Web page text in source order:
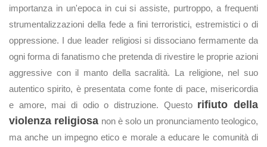
importanza in un'epoca in cui si assiste, purtroppo, a frequenti
strumentalizzazioni della fede a fini terroristici, estremistici o di
oppressione. I due leader religiosi si dissociano fermamente da
ogni forma di fanatismo che pretenda di rivestire le proprie azioni
aggressive con il manto della sacralità. La religione, nel suo
autentico spirito, è presentata come fonte di pace, misericordia
e amore, mai di odio o distruzione. Questo rifiuto della
violenza religiosa non è solo un pronunciamento teologico,
ma anche un impegno etico e morale a educare le comunità di